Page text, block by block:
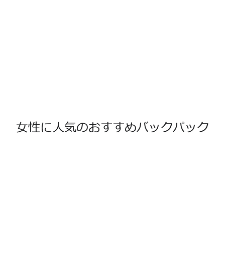
女性に人気のおすすめバックパック